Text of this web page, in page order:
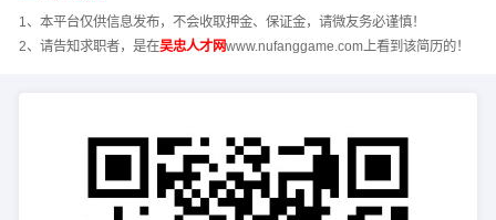
1、本平台仅供信息发布，不会收取押金、保证金，请微友务必谨慎！
2、请告知求职者，是在吴忠人才网www.nufanggame.com上看到该简历的！